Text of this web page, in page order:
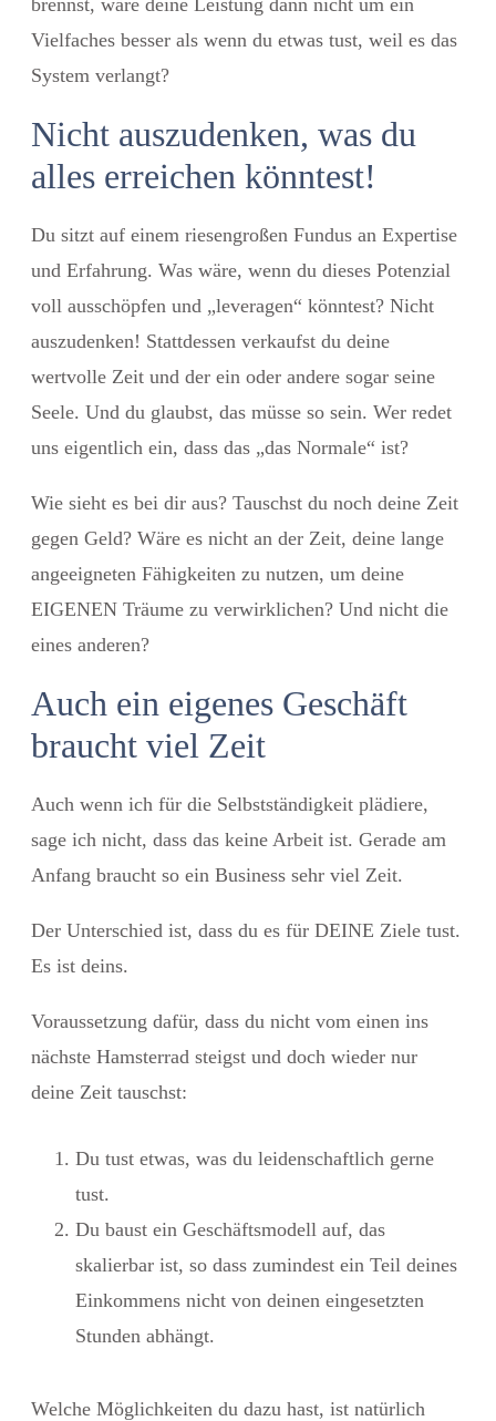
Vielfaches besser als wenn du etwas tust, weil es das
System verlangt?
Nicht auszudenken, was du
alles erreichen könntest!
Du sitzt auf einem riesengroßen Fundus an Expertise
und Erfahrung. Was wäre, wenn du dieses Potenzial
voll ausschöpfen und „leveragen“ könntest? Nicht
auszudenken! Stattdessen verkaufst du deine
wertvolle Zeit und der ein oder andere sogar seine
Seele. Und du glaubst, das müsse so sein. Wer redet
uns eigentlich ein, dass das „das Normale“ ist?
Wie sieht es bei dir aus? Tauschst du noch deine Zeit
gegen Geld? Wäre es nicht an der Zeit, deine lange
angeeigneten Fähigkeiten zu nutzen, um deine
EIGENEN Träume zu verwirklichen? Und nicht die
eines anderen?
Auch ein eigenes Geschäft
braucht viel Zeit
Auch wenn ich für die Selbstständigkeit plädiere,
sage ich nicht, dass das keine Arbeit ist. Gerade am
Anfang braucht so ein Business sehr viel Zeit.
Der Unterschied ist, dass du es für DEINE Ziele tust.
Es ist deins.
Voraussetzung dafür, dass du nicht vom einen ins
nächste Hamsterrad steigst und doch wieder nur
deine Zeit tauschst:
Du tust etwas, was du leidenschaftlich gerne
tust.
Du baust ein Geschäftsmodell auf, das
skalierbar ist, so dass zumindest ein Teil deines
Einkommens nicht von deinen eingesetzten
Stunden abhängt.
Welche Möglichkeiten du dazu hast, ist natürlich